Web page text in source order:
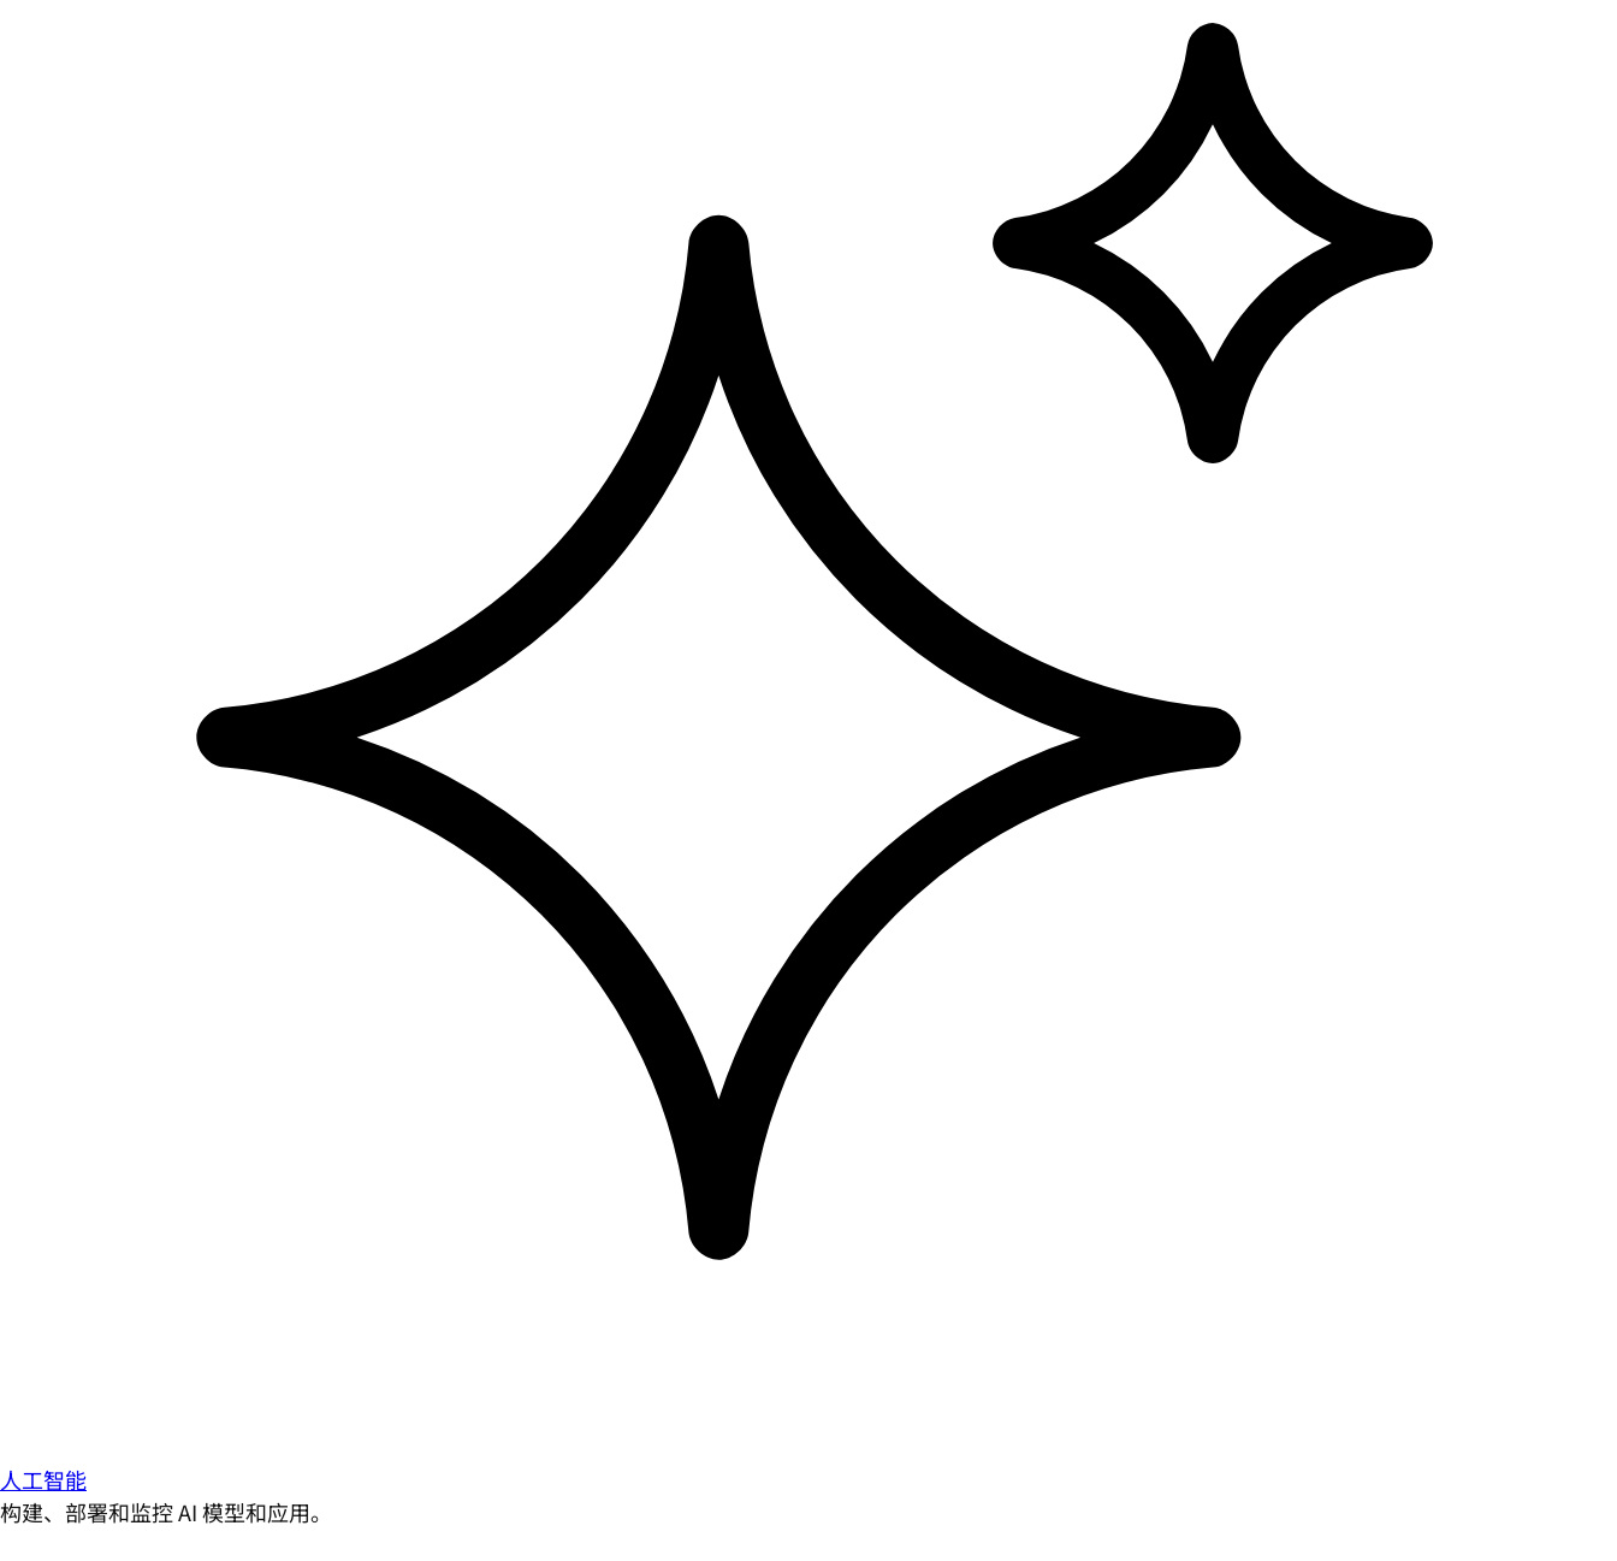
人工智能
构建、部署和监控 AI 模型和应用。